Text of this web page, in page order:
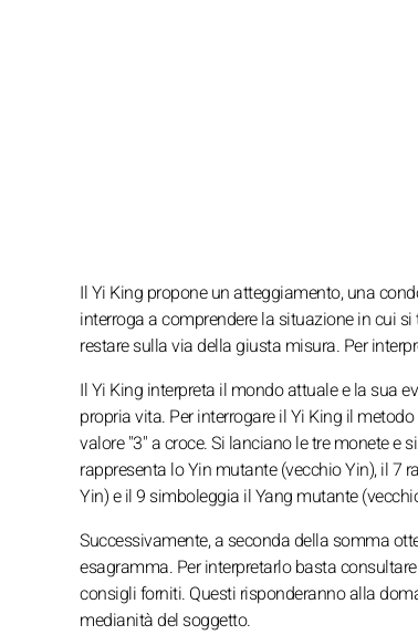
Il Yi King propone un atteggiamento, una
interroga a comprendere la situazione in cui
restare sulla via della giusta misura. Per
Il Yi King interpreta il mondo attuale e la sua
propria vita. Per interrogare il Yi King il
valore "3" a croce. Si lanciano le tre monete e
rappresenta lo Yin mutante (vecchio Yin), il 7
Yin) e il 9 simboleggia il Yang mutante
Successivamente, a seconda della somma
esagramma. Per interpretarlo basta
consigli forniti. Questi risponderanno alla
medianità del soggetto.